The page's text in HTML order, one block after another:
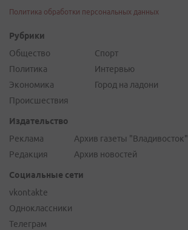
Политика обработки персональных данных
Рубрики
Общество
Политика
Экономика
Происшествия
Спорт
Интервью
Город на ладони
Издательство
Реклама
Редакция
Архив газеты "Владивосток"
Архив новостей
Социальные сети
vkontakte
Одноклассники
Телеграм